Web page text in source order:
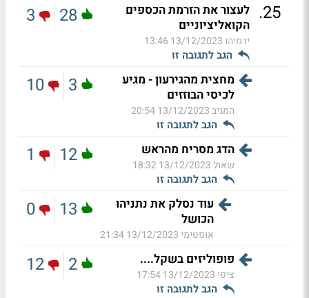
25
. לעצור את הזרמת הכספים
הקואליציוניים
ירמיהו13/12/2023 13:46
הגב לתגובה זו
28
3
מחצית מהגירעון - מגיע
לכיסי הבוזזים
המגיב13/12/2023 20:54
הגב לתגובה זו
3
10
הדג מסריח מהראש
שאול13/12/2023 18:32
הגב לתגובה זו
12
1
עוד נסלק את נתניהו
הכושל
אופטימי13/12/2023 21:34
13
0
פופוליזים בשקל....
ציפי13/12/2023 17:54
הגב לתגובה זו
2
12